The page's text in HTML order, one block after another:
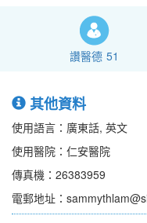
讚醫德 51
其他資料
使用語言：廣東話, 英文
使用醫院：仁安醫院
傳真機：26383959
電郵地址：